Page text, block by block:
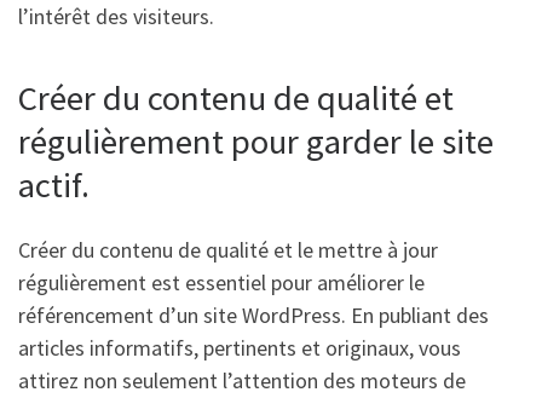
l’intérêt des visiteurs.
Créer du contenu de qualité et
régulièrement pour garder le site
actif.
Créer du contenu de qualité et le mettre à jour
régulièrement est essentiel pour améliorer le
référencement d’un site WordPress. En publiant des
articles informatifs, pertinents et originaux, vous
attirez non seulement l’attention des moteurs de